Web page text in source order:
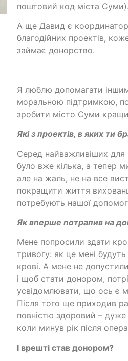
поштовий код міста Суми).
А ще Давид є
благодійних проектів,
займає донорство.
Я люблю допомагати
моральною підтримкою,
зробити місто Суми
Які з проектів, в яких ти
Серед найважливіших для
було вже кілька, а тепер
але на жаль, не на все
покращити життя
потребують нашої
Як вперше потрапив на
Мене попросили здати
тривогу: як це мені
крові. А мене не
і щоб стати донором,
усвідомлювати, що ось є
Після того ще приходив
повністю здоровий – дуже
коли минув рік після
І врешті став донором?